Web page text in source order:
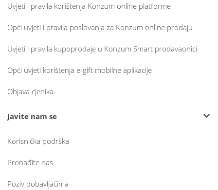
Uvjeti i pravila korištenja Konzum online platforme
Opći uvjeti i pravila poslovanja za Konzum online prodaju
Uvjeti i pravila kupoprodaje u Konzum Smart prodavaonici
Opći uvjeti korištenja e-gift mobilne aplikacije
Objava cjenika
Javite nam se
Korisnička podrška
Pronađite nas
Poziv dobavljačima